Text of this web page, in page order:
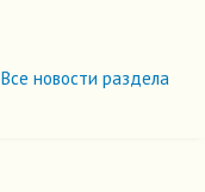
Все новости раздела